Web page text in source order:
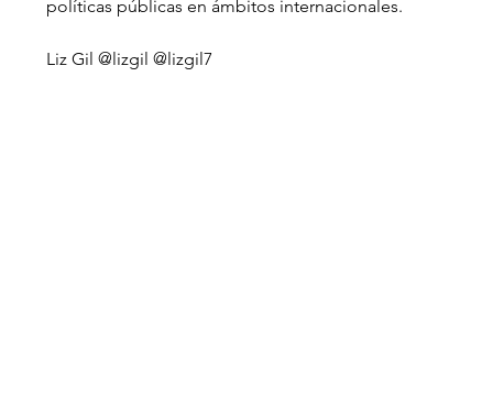
políticas públicas en ámbitos internacionales.
Liz Gil @lizgil @lizgil7